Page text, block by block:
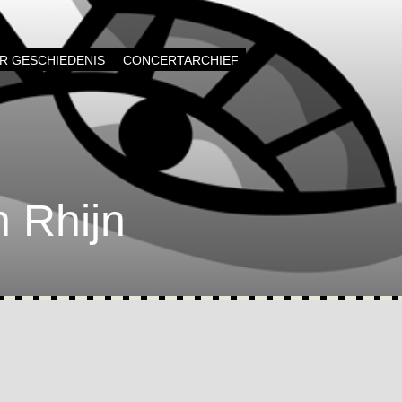
GESCHIEDENIS CONCERTARCHIEF
Rhijn